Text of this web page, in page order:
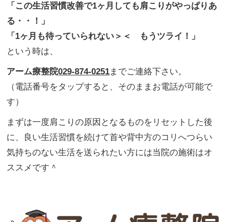
「この生活習慣改善で1ヶ月しても肩こりがやっぱりあ
る・・！」
「1ヶ月も待っていられない＞＜ もうツライ！」
という時は、
アーム療整院029-874-0251までご連絡下さい。
（電話番号をタップすると、そのままお電話が可能で
す）
まずは一度肩こりの原因となるものをリセットした後
に、良い生活習慣を続けて首や背中方のコリへつらい
気持ちのない生活を送られたい方には当院の施術はオ
ススメです＾